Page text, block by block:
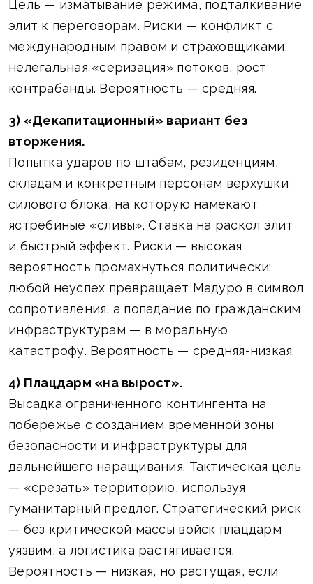
Цель — изматывание режима, подталкивание
элит к переговорам. Риски — конфликт с
международным правом и страховщиками,
нелегальная «серизация» потоков, рост
контрабанды. Вероятность — средняя.
3) «Декапитационный» вариант без
вторжения.
Попытка ударов по штабам, резиденциям,
складам и конкретным персонам верхушки
силового блока, на которую намекают
ястребиные «сливы». Ставка на раскол элит
и быстрый эффект. Риски — высокая
вероятность промахнуться политически:
любой неуспех превращает Мадуро в символ
сопротивления, а попадание по гражданским
инфраструктурам — в моральную
катастрофу. Вероятность — средняя-низкая.
4) Плацдарм «на вырост».
Высадка ограниченного контингента на
побережье с созданием временной зоны
безопасности и инфраструктуры для
дальнейшего наращивания. Тактическая цель
— «срезать» территорию, используя
гуманитарный предлог. Стратегический риск
— без критической массы войск плацдарм
уязвим, а логистика растягивается.
Вероятность — низкая, но растущая, если